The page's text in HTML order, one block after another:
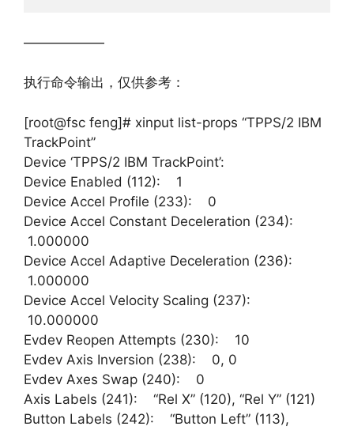
——————
执行命令输出，仅供参考：
[root@fsc feng]# xinput list-props “TPPS/2 IBM
TrackPoint”
Device ‘TPPS/2 IBM TrackPoint’:
Device Enabled (112): 1
Device Accel Profile (233): 0
Device Accel Constant Deceleration (234):
1.000000
Device Accel Adaptive Deceleration (236):
1.000000
Device Accel Velocity Scaling (237):
10.000000
Evdev Reopen Attempts (230): 10
Evdev Axis Inversion (238): 0, 0
Evdev Axes Swap (240): 0
Axis Labels (241): “Rel X” (120), “Rel Y” (121)
Button Labels (242): “Button Left” (113),